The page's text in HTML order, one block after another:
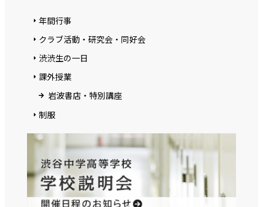
年間行事
クラブ活動・研究会・同好会
渋渋生の一日
課外授業
岩波書店・特別講座
制服